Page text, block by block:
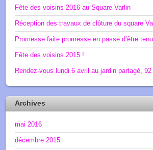
Fête des voisins 2016 au Square Varlin
Réception des travaux de clôture du square
Promesse faite promesse en passe d’être
Fête des voisins 2015 !
Rendez-vous lundi 6 avril au jardin partagé,
Archives
mai 2016
décembre 2015